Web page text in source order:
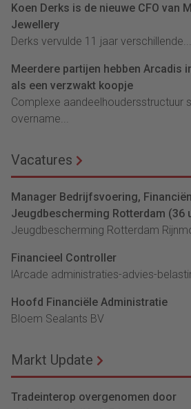
Koen Derks is de nieuwe CFO van
Jewellery
Derks vervulde 11 jaar verschillende...
Meerdere partijen hebben Arcadis
als een verzwakt koopje
Complexe aandeelhoudersstructuur
overname...
Vacatures
Manager Bedrijfsvoering,
Jeugdbescherming Rotterdam (36
Jeugdbescherming Rotterdam
Financieel Controller
lArcade administraties-advies-
Hoofd Financiële Administratie
Bloem Sealants BV
Markt Update
Tradeinterop overgenomen door